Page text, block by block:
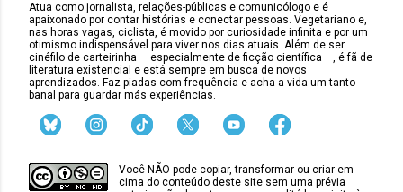
Atua como jornalista, relações-públicas e comunicólogo e é
apaixonado por contar histórias e conectar pessoas. Vegetariano e,
nas horas vagas, ciclista, é movido por curiosidade infinita e por um
otimismo indispensável para viver nos dias atuais. Além de ser
cinéfilo de carteirinha — especialmente de ficção científica —, é fã de
literatura existencial e está sempre em busca de novos
aprendizados. Faz piadas com frequência e acha a vida um tanto
banal para guardar más experiências.
Você NÃO pode copiar, transformar ou criar em
cima do conteúdo deste site sem uma prévia